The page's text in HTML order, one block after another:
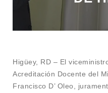
Higüey, RD – El
Acreditación Docente del
Francisco D’ Oleo,